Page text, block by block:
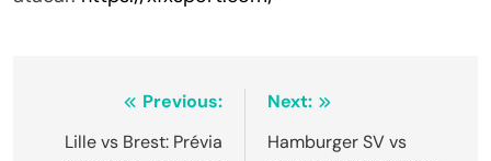
NavegaçãoPrevious:
Lille vs Brest: Prévia
Next:
Hamburger SV vs